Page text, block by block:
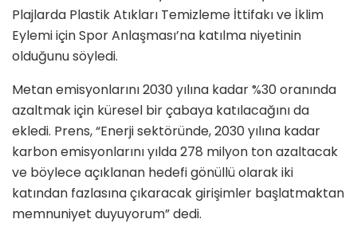
Plajlarda Plastik Atıkları Temizleme İttifakı ve İklim
Eylemi için Spor Anlaşması’na katılma niyetinin
olduğunu söyledi.
Metan emisyonlarını 2030 yılına kadar %30 oranında
azaltmak için küresel bir çabaya katılacağını da
ekledi. Prens, “Enerji sektöründe, 2030 yılına kadar
karbon emisyonlarını yılda 278 milyon ton azaltacak
ve böylece açıklanan hedefi gönüllü olarak iki
katından fazlasına çıkaracak girişimler başlatmaktan
memnuniyet duyuyorum” dedi.